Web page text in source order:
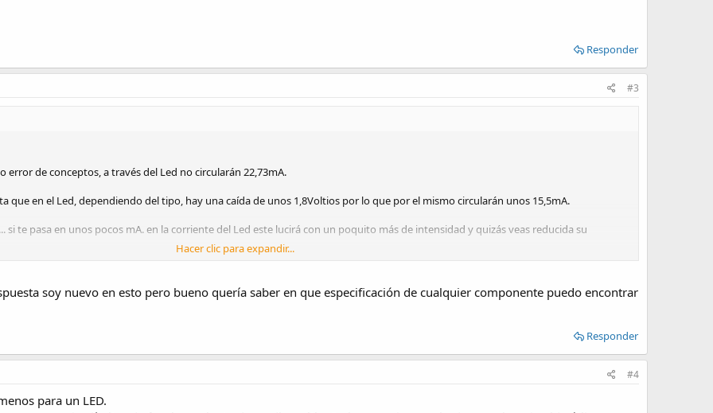
Responder
#3
error de conceptos, a través del Led no circularán 22,73mA.
que en el Led, dependiendo del tipo, hay una caída de unos 1,8Voltios por lo que por el mismo circularán unos 15,5mA.
te pasa en unos pocos mA. en la corriente del Led este lucirá con un poquito más de intensidad y quizás veas reducida su
Hacer clic para expandir...
soy nuevo en esto pero bueno quería saber en que especificación de cualquier componente puedo encontrar
Responder
#4
para un LED.